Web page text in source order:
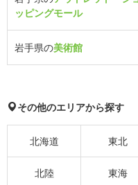
ッピングモール
岩手県の美術館
その他のエリアから探す
北海道 東北
北陸 東海